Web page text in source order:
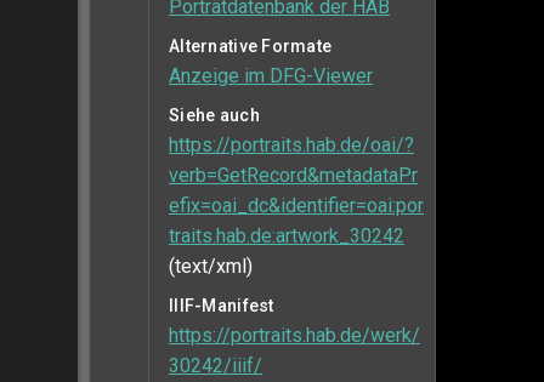
Porträtdatenbank der HAB
Alternative Formate
Anzeige im DFG-Viewer
Siehe auch
https://portraits.hab.de/oai/?
verb=GetRecord&metadataPr
efix=oai_dc&identifier=oai:por
traits.hab.de:artwork_30242
(text/xml)
IIIF-Manifest
https://portraits.hab.de/werk/
30242/iiif/